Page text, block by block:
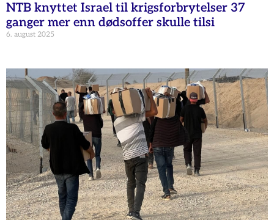
NTB knyttet Israel til krigsforbrytelser 37
ganger mer enn dødsoffer skulle tilsi
6. august 2025